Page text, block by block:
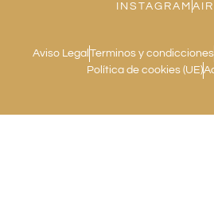
INSTAGRAM
Aviso Legal Terminos y condicciones
Política de cookies (UE)